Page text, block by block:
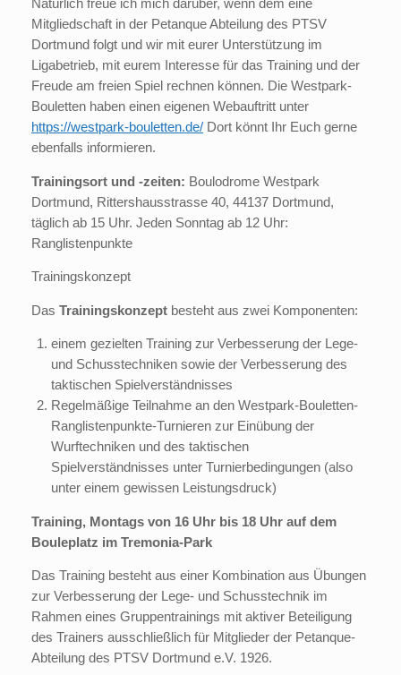
Natürlich freue ich mich darüber, wenn dem eine
Mitgliedschaft in der Petanque Abteilung des PTSV
Dortmund folgt und wir mit eurer Unterstützung im
Ligabetrieb, mit eurem Interesse für das Training und der
Freude am freien Spiel rechnen können. Die Westpark-
Bouletten haben einen eigenen Webauftritt unter
https://westpark-bouletten.de/ Dort könnt Ihr Euch gerne
ebenfalls informieren.
Trainingsort und -zeiten: Boulodrome Westpark
Dortmund, Rittershausstrasse 40, 44137 Dortmund,
täglich ab 15 Uhr. Jeden Sonntag ab 12 Uhr:
Ranglistenpunkte
Trainingskonzept
Das Trainingskonzept besteht aus zwei Komponenten:
einem gezielten Training zur Verbesserung der Lege-
und Schusstechniken sowie der Verbesserung des
taktischen Spielverständnisses
Regelmäßige Teilnahme an den Westpark-Bouletten-
Ranglistenpunkte-Turnieren zur Einübung der
Wurftechniken und des taktischen
Spielverständnisses unter Turnierbedingungen (also
unter einem gewissen Leistungsdruck)
Training, Montags von 16 Uhr bis 18 Uhr auf dem
Bouleplatz im Tremonia-Park
Das Training besteht aus einer Kombination aus Übungen
zur Verbesserung der Lege- und Schusstechnik im
Rahmen eines Gruppentrainings mit aktiver Beteiligung
des Trainers ausschließlich für Mitglieder der Petanque-
Abteilung des PTSV Dortmund e.V. 1926.